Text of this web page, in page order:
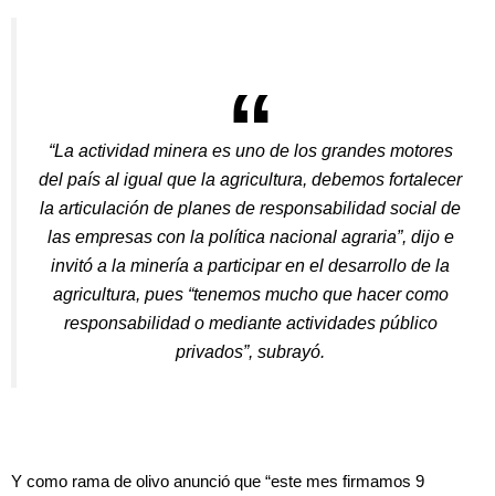
“La actividad minera es uno de los grandes motores
del país al igual que la agricultura, debemos fortalecer
la articulación de planes de responsabilidad social de
las empresas con la política nacional agraria”, dijo e
invitó a la minería a participar en el desarrollo de la
agricultura, pues “tenemos mucho que hacer como
responsabilidad o mediante actividades público
privados”, subrayó.
Y como rama de olivo anunció que “este mes firmamos 9